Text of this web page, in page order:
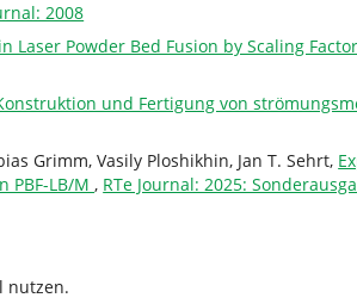
2008
Laser Powder Bed Fusion by Scaling
und Fertigung von
Grimm, Vasily Ploshikhin, Jan T. Sehrt,
PBF-LB/M, RTe Journal: 2025:
nutzen.